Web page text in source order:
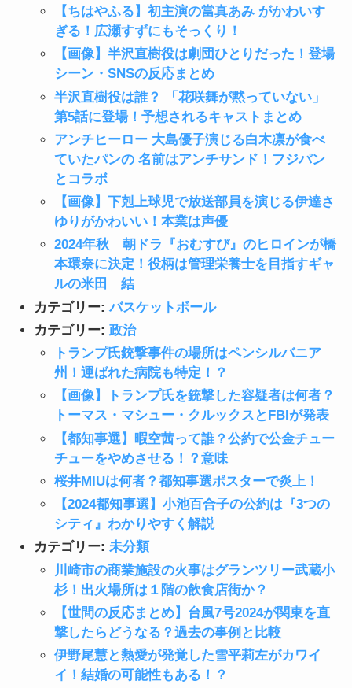
【ちはやふる】初主演の當真あみ がかわいす
ぎる！広瀬すずにもそっくり！
【画像】半沢直樹役は劇団ひとりだった！登場
シーン・SNSの反応まとめ
半沢直樹役は誰？ 「花咲舞が黙っていない」
第5話に登場！予想されるキャストまとめ
アンチヒーロー 大島優子演じる白木凛が食べ
ていたパンの 名前はアンチサンド！フジパン
とコラボ
【画像】下剋上球児で放送部員を演じる伊達さ
ゆりがかわいい！本業は声優
2024年秋 朝ドラ『おむすび』のヒロインが橋
本環奈に決定！役柄は管理栄養士を目指すギャ
ルの米田 結
カテゴリー:バスケットボール
カテゴリー:政治
トランプ氏銃撃事件の場所はペンシルバニア
州！運ばれた病院も特定！？
【画像】トランプ氏を銃撃した容疑者は何者？
トーマス・マシュー・クルックスとFBIが発表
【都知事選】暇空茜って誰？公約で公金チュー
チューをやめさせる！？意味
桜井MIUは何者？都知事選ポスターで炎上！
【2024都知事選】小池百合子の公約は『3つの
シティ』わかりやすく解説
カテゴリー:未分類
川崎市の商業施設の火事はグランツリー武蔵小
杉！出火場所は１階の飲食店街か？
【世間の反応まとめ】台風7号2024が関東を直
撃したらどうなる？過去の事例と比較
伊野尾慧と熱愛が発覚した雪平莉左がカワイ
イ！結婚の可能性もある！？